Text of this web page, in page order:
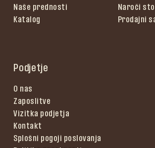
Naše prednosti
Katalog
Naroči
Prodajni
Podjetje
O nas
Zaposlitve
Vizitka podjetja
Kontakt
Splošni pogoji poslovanja